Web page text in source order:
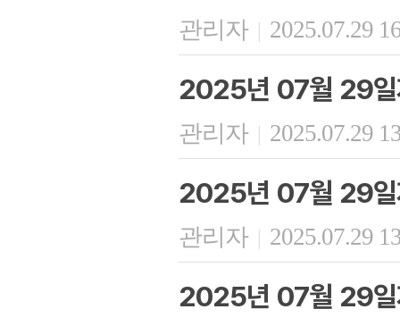
관리자 | 2025.07.29
2025년 07월 29일
관리자 | 2025.07.29
2025년 07월 29일
관리자 | 2025.07.29
2025년 07월 29일